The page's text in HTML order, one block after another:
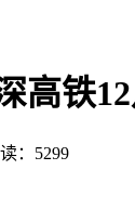
高铁
：5299